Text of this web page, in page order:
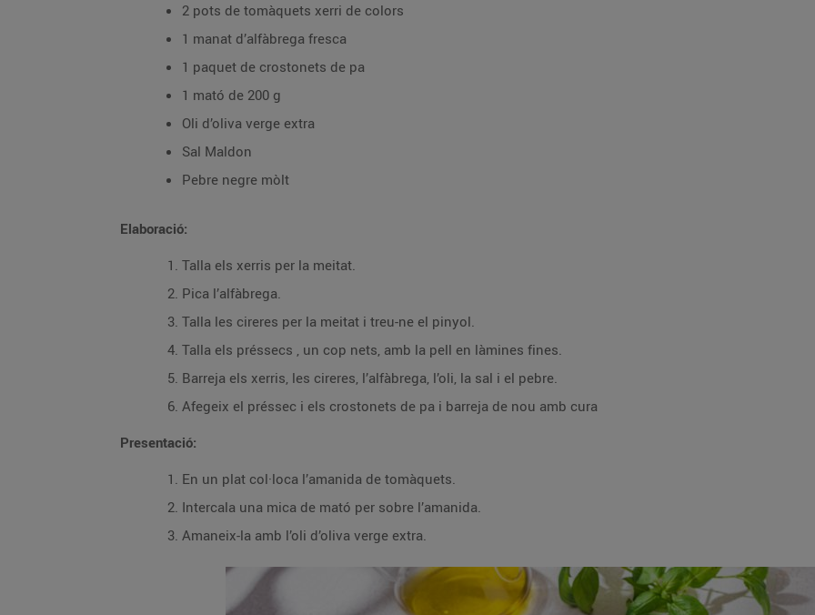
2 pots de tomàquets xerri de colors
1 manat d’alfàbrega fresca
1 paquet de crostonets de pa
1 mató de 200 g
Oli d’oliva verge extra
Sal Maldon
Pebre negre mòlt
Elaboració:
Talla els xerris per la meitat.
Pica l’alfàbrega.
Talla les cireres per la meitat i treu-ne el pinyol.
Talla els préssecs , un cop nets, amb la pell en làmines fines.
Barreja els xerris, les cireres, l’alfàbrega, l’oli, la sal i el pebre.
Afegeix el préssec i els crostonets de pa i barreja de nou amb cura
Presentació:
En un plat col·loca l’amanida de tomàquets.
Intercala una mica de mató per sobre l’amanida.
Amaneix-la amb l’oli d’oliva verge extra.